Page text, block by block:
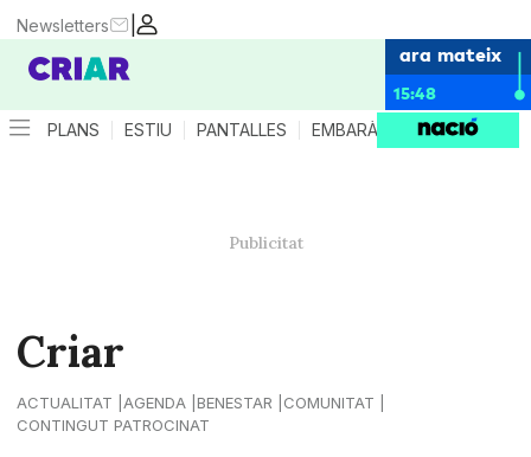
|
Newsletters
ara mateix
15:48
PLANS ESTIU PANTALLES EMBARÀS CRIANÇA
Criar
ACTUALITAT AGENDA BENESTAR
COMUNITAT
CONTINGUT PATROCINAT